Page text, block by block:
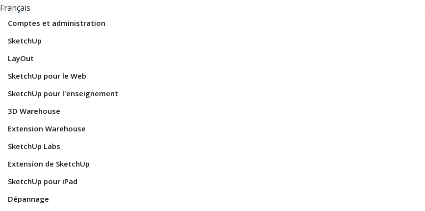
Français
Comptes et administration
SketchUp
LayOut
SketchUp pour le Web
SketchUp pour l'enseignement
3D Warehouse
Extension Warehouse
SketchUp Labs
Extension de SketchUp
SketchUp pour iPad
Dépannage